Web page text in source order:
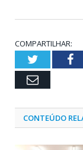
COMPARTILHAR:
Twitter
Email
CONTEÚDO